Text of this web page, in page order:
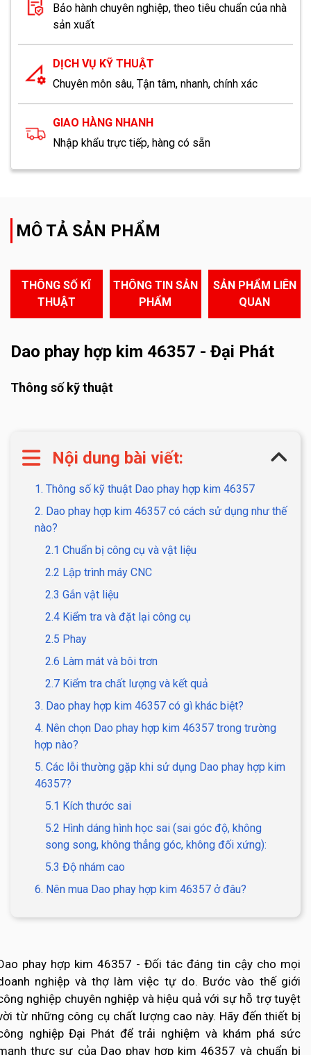
Bảo hành chuyên nghiệp, theo tiêu chuẩn của nhà
sản xuất
DỊCH VỤ KỸ THUẬT
Chuyên môn sâu, Tận tâm, nhanh, chính xác
GIAO HÀNG NHANH
Nhập khẩu trực tiếp, hàng có sẵn
MÔ TẢ SẢN PHẨM
THÔNG SỐ KĨ
THUẬT
THÔNG TIN SẢN
PHẨM
SẢN PHẨM LIÊN
QUAN
Dao phay hợp kim 46357 - Đại Phát
Thông số kỹ thuật
Nội dung bài viết:
1. Thông số kỹ thuật Dao phay hợp kim 46357
2. Dao phay hợp kim 46357 có cách sử dụng như thế
nào?
2.1 Chuẩn bị công cụ và vật liệu
2.2 Lập trình máy CNC
2.3 Gắn vật liệu
2.4 Kiểm tra và đặt lại công cụ
2.5 Phay
2.6 Làm mát và bôi trơn
2.7 Kiểm tra chất lượng và kết quả
3. Dao phay hợp kim 46357 có gì khác biệt?
4. Nên chọn Dao phay hợp kim 46357 trong trường
hợp nào?
5. Các lỗi thường gặp khi sử dụng Dao phay hợp kim
46357?
5.1 Kích thước sai
5.2 Hình dáng hình học sai (sai góc độ, không
song song, không thẳng góc, không đối xứng):
5.3 Độ nhám cao
6. Nên mua Dao phay hợp kim 46357 ở đâu?
phay hợp kim 46357 - Đối tác đáng tin cậy cho mọi
nghiệp và thợ làm việc tự do. Bước vào thế giới
nghiệp chuyên nghiệp và hiệu quả với sự hỗ trợ tuyệt
từ những công cụ chất lượng cao này. Hãy đến thiết bị
nghiệp Đại Phát để trải nghiệm và khám phá sức
thực sự của Dao phay hợp kim 46357 và chuẩn bị